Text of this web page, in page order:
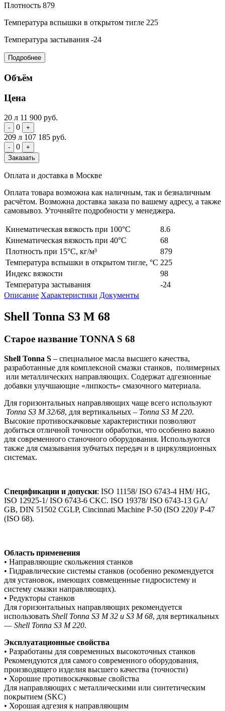
Плотность 879
Температура вспышки в открытом тигле 225
Температура застывания -24
Подробнее
Объём
Цена
20 л 11 900 руб.
- 0 +
209 л 107 185 руб.
- 0
+
Заказать
Оплата и доставка в Москве
Оплата товара возможна как наличным, так и безналичным
расчётом. Возможна доставка заказа по вашему адресу, а также
самовывоз. Уточняйте подробности у менеджера.
Кинематическая вязкость при 100°C
8.6
Кинематическая вязкость при 40°C
68
Плотность при 15°C, кг/м³
879
Температура вспышки в открытом тигле, °C 225
Индекс вязкости
98
Температура застывания
-24
Описание Характеристики Документы
Shell Tonna S3 M 68
Старое название TONNA S 68
Shell Tonna S – специальное масла высшего качества,
разработанные для комплексной смазки станков, полимерных
или металлических направляющих. Содержат адгезионные
добавки улучшающие «липкость» смазочного материала.
Для горизонтальных направляющих чаще всего используют
Tonna S3 M32/68, для вертикальных – Tonna S3 M220.
Высокие противоскачковые характеристики позволяют
добиться отличной точности обработки, что особенно важно
для современного станочного оборудования. Используются
также для смазывания зубчатых передач и в циркуляционных
системах.
Спецификации и допуски: ISO 11158/ ISO 6743-4 HM/ HG,
ISO 12925-1/ ISO 6743-6 CKC. ISO 19378/ ISO 6743-13 GA/
GB, DIN 51502 CGLP, Cincinnati Machine P-50 (ISO 220)/ P-47
(ISO 68).
Область применения
• Направляющие скольжения станков
• Гидравлические системы станков (особенно рекомендуется
для установок, имеющих совмещенные гидросистему и
систему смазки направляющих).
• Редукторы станков
Для горизонтальных направляющих рекомендуется
использовать Shell Tonna S3 M32 и S3 M68, для вертикальных
— Shell Tonna S3 M220.
Эксплуатационные свойства
• Разработаны для современных высокоточных станков
Рекомендуются для самого современного оборудования,
производящего изделия высшего качества (точности)
• Хорошие противоскачковые свойства
Для направляющих с металлическими или синтетическим
покрытием (SKC)
• Хорошая адгезия к направляющим